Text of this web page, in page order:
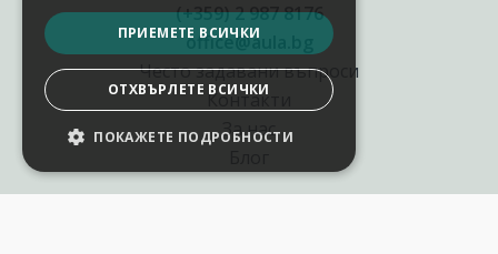
(+359) 2 987 8176
office@aula.bg
Често задавани въпроси
Контакти
За нас
ПРИЕМЕТЕ ВСИЧКИ
ОТХВЪРЛЕТЕ ВСИЧКИ
ПОКАЖЕТЕ ПОДРОБНОСТИ